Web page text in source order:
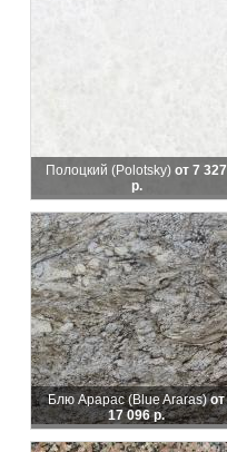
Полоцкий (Polotsky)от 7 327
р.
Блю Арарас (Blue Araras)от
17 096 р.